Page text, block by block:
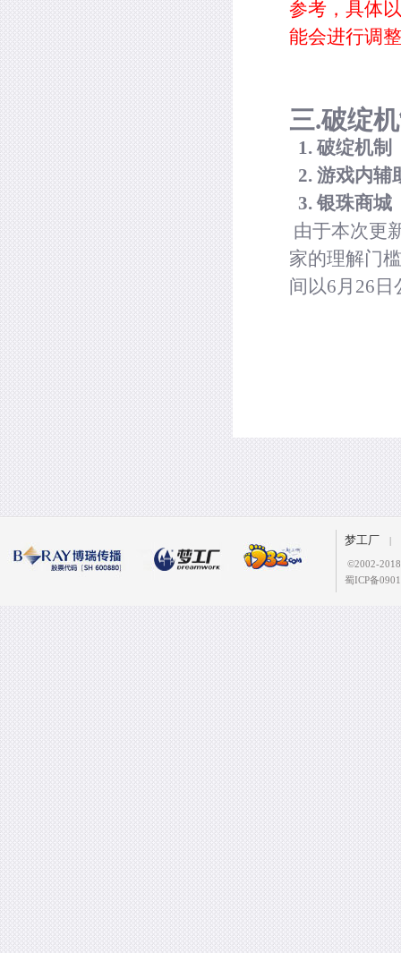
参考，具体
能会进行调
三.破绽
1. 破绽机制
2. 游戏内辅
3.银珠商城
由于本次更
家的理解门
间以6月 26 日
梦工厂 |
©2002-
蜀ICP备